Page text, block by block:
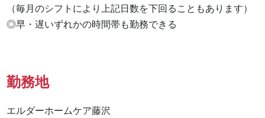
（毎月のシフトにより上記日数を下回ることもあります）
◎早・遅いずれかの時間帯も勤務できる
勤務地
エルダーホームケア藤沢